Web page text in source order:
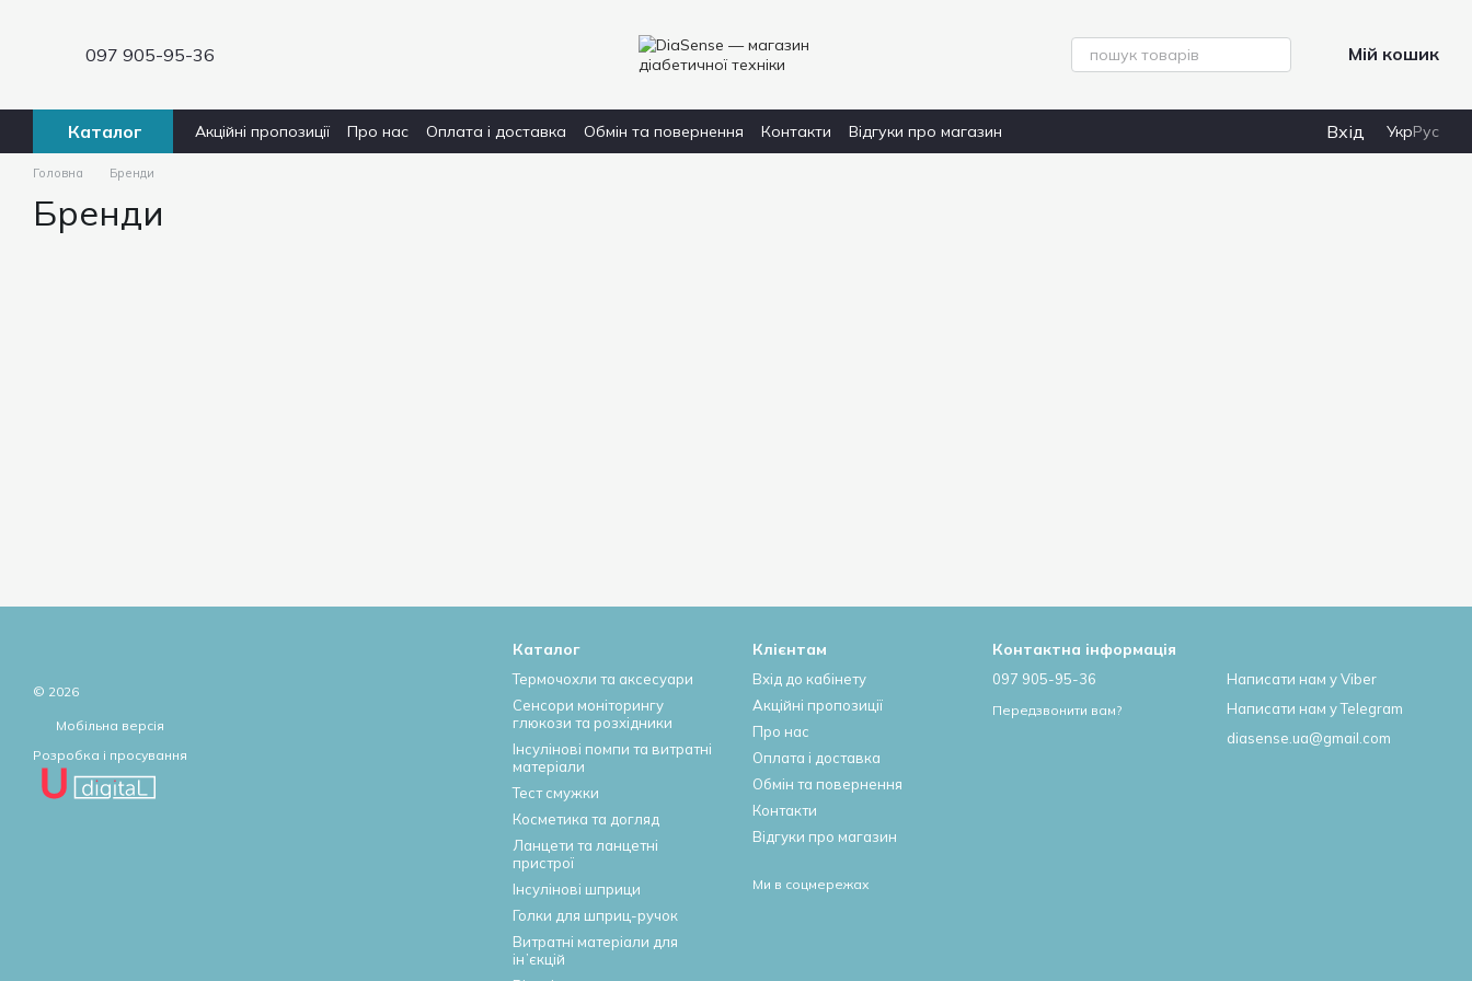
097 905-95-36 Мій кошик
Каталог Акційні пропозиції Про нас Оплата і доставка Обмін та повернення Контакти Відгуки про магазин Вхід УкрРус
Головна Бренди
Бренди
© 2026
Мобільна версія
Розробка і просування
Каталог
Термочохли та аксесуари
Сенсори моніторингу
глюкози та розхідники
Інсулінові помпи та витратні
матеріали
Тест смужки
Косметика та догляд
Ланцети та ланцетні
пристрої
Інсулінові шприци
Голки для шприц-ручок
Витратні матеріали для
інʼєкцій
Клієнтам
Вхід до кабінету
Акційні пропозиції
Про нас
Оплата і доставка
Обмін та повернення
Контакти
Відгуки про магазин
Ми в соцмережах
Контактна інформація
097 905-95-36
Передзвонити вам?
Написати нам у Viber
Написати нам у Telegram
diasense.ua@gmail.com